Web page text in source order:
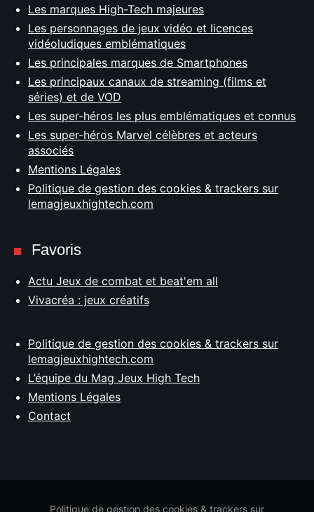
Les marques High-Tech majeures
Les personnages de jeux vidéo et licences
vidéoludiques emblématiques
Les principales marques de Smartphones
Les principaux canaux de streaming (films et
séries) et de VOD
Les super-héros les plus emblématiques et connus
Les super-héros Marvel célèbres et acteurs
associés
Mentions Légales
Politique de gestion des cookies & trackers sur
lemagjeuxhightech.com
Favoris
Actu Jeux de combat et beat'em all
Vivacréa : jeux créatifs
Politique de gestion des cookies & trackers sur
lemagjeuxhightech.com
L’équipe du Mag Jeux High Tech
Mentions Légales
Contact
Politique de gestion des cookies & trackers sur